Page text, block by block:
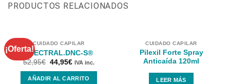
PRODUCTOS RELACIONADOS
¡Oferta!
CUIDADO CAPILAR
SPECTRAL.DNC-S®
52,95€ 44,95€ IVA inc.
AÑADIR AL CARRITO
CUIDADO CAPILAR
Pilexil Forte Spray
Anticaída 120ml
LEER MÁS